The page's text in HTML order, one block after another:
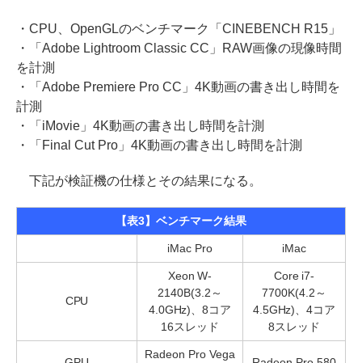
・CPU、OpenGLのベンチマーク「CINEBENCH R15」
・「Adobe Lightroom Classic CC」RAW画像の現像時間
を計測
・「Adobe Premiere Pro CC」4K動画の書き出し時間を
計測
・「iMovie」4K動画の書き出し時間を計測
・「Final Cut Pro」4K動画の書き出し時間を計測
下記が検証機の仕様とその結果になる。
【表3】ベンチマーク結果
iMac Pro iMac
CPU
Xeon W-
2140B(3.2～
4.0GHz)、8コア
16スレッド
Core i7-
7700K(4.2～
4.5GHz)、4コア
8スレッド
Radeon Pro Vega